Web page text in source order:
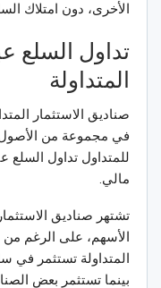
الأخرى، دون امتلاك
تداول السلع
المتداولة
صناديق الاستثمار
في مجموعة من الأصول
للمتداول تداول
مالي.
تشتهر صناديق
الأسهم، على الرغم
المتداولة تستثمر في
بينما تستثمر بعض